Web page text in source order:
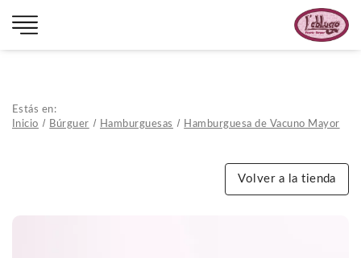
Estás en:
Inicio
Búrguer Hamburguesas Hamburguesa de Vacuno Mayor
Volver a la tienda